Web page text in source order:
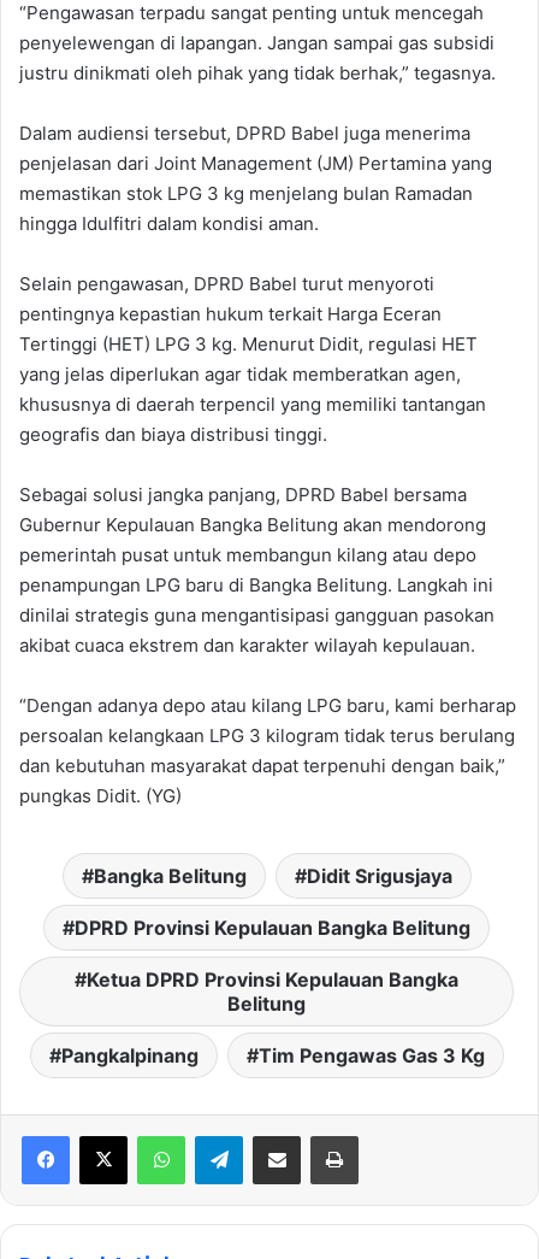
“Pengawasan terpadu sangat penting untuk mencegah
penyelewengan di lapangan. Jangan sampai gas subsidi
justru dinikmati oleh pihak yang tidak berhak,” tegasnya.
Dalam audiensi tersebut, DPRD Babel juga menerima
penjelasan dari Joint Management (JM) Pertamina yang
memastikan stok LPG 3 kg menjelang bulan Ramadan
hingga Idulfitri dalam kondisi aman.
Selain pengawasan, DPRD Babel turut menyoroti
pentingnya kepastian hukum terkait Harga Eceran
Tertinggi (HET) LPG 3 kg. Menurut Didit, regulasi HET
yang jelas diperlukan agar tidak memberatkan agen,
khususnya di daerah terpencil yang memiliki tantangan
geografis dan biaya distribusi tinggi.
Sebagai solusi jangka panjang, DPRD Babel bersama
Gubernur Kepulauan Bangka Belitung akan mendorong
pemerintah pusat untuk membangun kilang atau depo
penampungan LPG baru di Bangka Belitung. Langkah ini
dinilai strategis guna mengantisipasi gangguan pasokan
akibat cuaca ekstrem dan karakter wilayah kepulauan.
“Dengan adanya depo atau kilang LPG baru, kami berharap
persoalan kelangkaan LPG 3 kilogram tidak terus berulang
dan kebutuhan masyarakat dapat terpenuhi dengan baik,”
pungkas Didit. (YG)
Bangka Belitung Didit Srigusjaya
DPRD Provinsi Kepulauan Bangka Belitung
Ketua DPRD Provinsi Kepulauan Bangka
Belitung
Pangkalpinang Tim Pengawas Gas 3 Kg
WhatsAppTelegramShare via Email Print